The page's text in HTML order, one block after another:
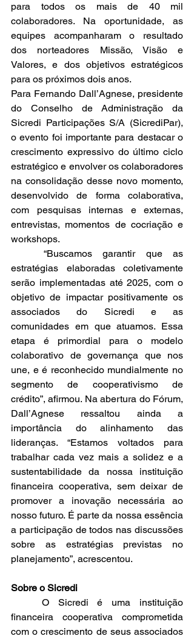
para todos os mais de 40 mil
colaboradores. Na oportunidade, as
equipes acompanharam o resultado
dos norteadores Missão, Visão e
Valores, e dos objetivos estratégicos
para os próximos dois anos.
Para Fernando Dall’Agnese, presidente
do Conselho de Administração da
Sicredi Participações S/A (SicrediPar),
o evento foi importante para destacar o
crescimento expressivo do último ciclo
estratégico e envolver os colaboradores
na consolidação desse novo momento,
desenvolvido de forma colaborativa,
com pesquisas internas e externas,
entrevistas, momentos de cocriação e
workshops.
estratégias elaboradas coletivamente
serão implementadas até 2025, com o
objetivo de impactar positivamente os
associados do Sicredi e as
comunidades em que atuamos. Essa
etapa é primordial para o modelo
colaborativo de governança que nos
une, e é reconhecido mundialmente no
segmento de cooperativismo de
crédito”, afirmou. Na abertura do Fórum,
Dall’Agnese ressaltou ainda a
importância do alinhamento das
lideranças. “Estamos voltados para
trabalhar cada vez mais a solidez e a
sustentabilidade da nossa instituição
financeira cooperativa, sem deixar de
promover a inovação necessária ao
nosso futuro. É parte da nossa essência
a participação de todos nas discussões
sobre as estratégias previstas no
planejamento”, acrescentou.
Sobre o Sicredi
financeira cooperativa comprometida
com o crescimento de seus associados